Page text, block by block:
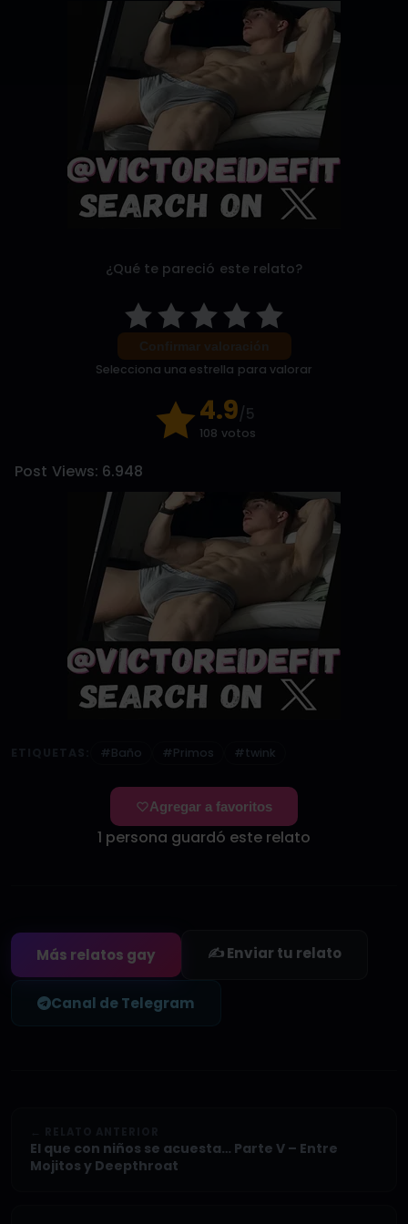
¿Qué te pareció este relato?
Selecciona una estrella para valorar
4.9/5
108 votos
Post Views: 6.948
#Baño #Primos #twink
Agregar a favoritos
1 persona guardó este relato
Más relatos gay ✍️ Enviar tu relato
Canal de Telegram
El que con niños se acuesta… Parte V – Entre
Mojitos y Deepthroat